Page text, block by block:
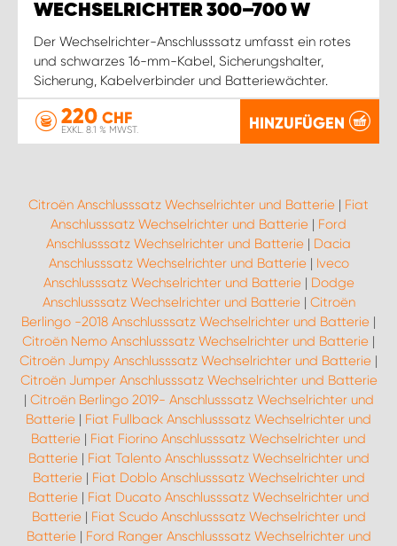
WECHSELRICHTER 300–700 W
Der Wechselrichter-Anschlusssatz umfasst ein rotes
und schwarzes 16-mm-Kabel, Sicherungshalter,
Sicherung, Kabelverbinder und Batteriewächter.
220 CHF
EXKL. 8.1 % MWST. HINZUFÜGEN
Citroën Anschlusssatz Wechselrichter und Batterie | Fiat
Anschlusssatz Wechselrichter und Batterie | Ford
Anschlusssatz Wechselrichter und Batterie | Dacia
Anschlusssatz Wechselrichter und Batterie| Iveco
Anschlusssatz Wechselrichter und Batterie| Dodge
Anschlusssatz Wechselrichter und Batterie| Citroën
Berlingo -2018 Anschlusssatz Wechselrichter und Batterie |
Citroën Nemo Anschlusssatz Wechselrichter und Batterie |
Citroën Jumpy Anschlusssatz Wechselrichter und Batterie |
Citroën Jumper Anschlusssatz Wechselrichter und Batterie
| Citroën Berlingo 2019- Anschlusssatz Wechselrichter und
Batterie | Fiat Fullback Anschlusssatz Wechselrichter und
Batterie | Fiat Fiorino Anschlusssatz Wechselrichter und
Batterie| Fiat Talento Anschlusssatz Wechselrichter und
Batterie| Fiat Doblo Anschlusssatz Wechselrichter und
Batterie| Fiat Ducato Anschlusssatz Wechselrichter und
Batterie| Fiat Scudo Anschlusssatz Wechselrichter und
Batterie| Ford Ranger Anschlusssatz Wechselrichter und